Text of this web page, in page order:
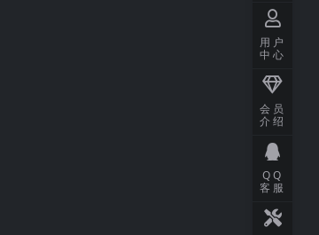
用户
中心
会员
介绍
QQ
客服